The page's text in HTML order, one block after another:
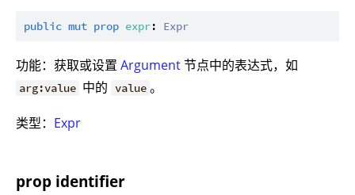
public mut prop expr: Expr
功能：获取或设置 Argument节点中的表达式，如
arg:value 中的 value 。
类型： Expr
prop identifier